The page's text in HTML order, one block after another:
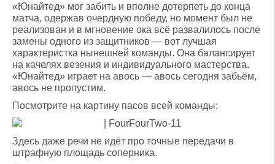
«Юнайтед» мог забить и вполне дотерпеть до конца
матча, одержав очердную победу, но момент был не
реализован и в мгновение ока всё развалилось после
замены одного из защитников — вот лучшая
характеристка нынешней команды. Она балансирует
на качелях везения и индивидуального мастерства.
«Юнайтед» играет на авось — авось сегодня забьём,
авось не пропустим.
Посмотрите на картину пасов всей команды:
Здесь даже речи не идёт про точные передачи в
штрафную площадь соперника.